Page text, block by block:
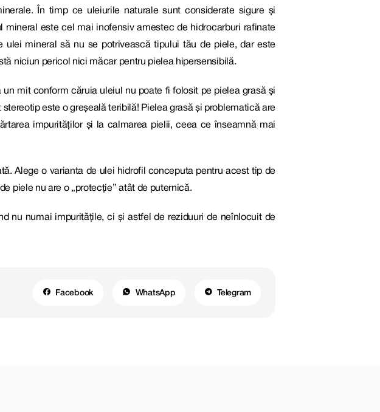
În timp ce uleiurile naturale sunt considerate sigure și
este cel mai inofensiv amestec de hidrocarburi rafinate
mineral să nu se potrivească tipului tău de piele, dar este
niciun pericol nici măcar pentru pielea hipersensibilă.
mit conform căruia uleiul nu poate fi folosit pe pielea grasă și
este o greșeală teribilă! Pielea grasă și problematică are
impurităților și la calmarea pielii, ceea ce înseamnă mai
Alege o varianta de ulei hidrofil conceputa pentru acest tip de
piele nu are o „protecție” atât de puternică.
nu numai impuritățile, ci și astfel de reziduuri de neînlocuit de
Facebook WhatsApp Telegram